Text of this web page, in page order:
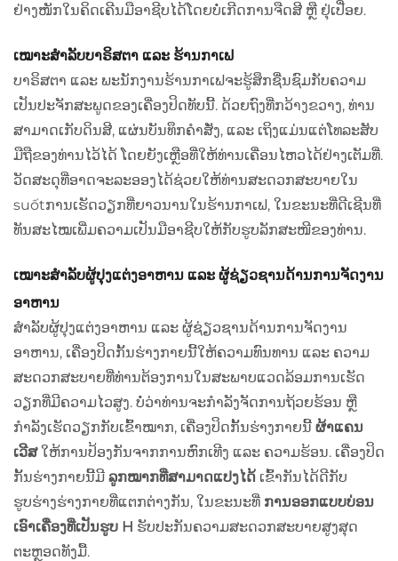
ຢ່າງໜັກໃນຄິດເຄີນມືອາຊີບໄດ້ໂດຍບໍ່ເກີດການຈືດສີ ຫຼື ຢຸ່ເປື່ອຍ.
ເໝາະສຳລັບບາຣິສຕາ ແລະ ຮ້ານກາເຟ
ບາຣິສຕາ ແລະ ພະນັກງານຮ້ານກາເຟຈະຮູ້ສຶກຊື່ນຊົມກັບຄວາມ
ເປັນປະຈັກສະພູດຂອງເຄື່ອງປິດທັບນີ້. ດ້ວຍຖົງທີ່ກວ້າງຂວາງ, ທ່ານ
ສາມາດເກັບດິນສີ, ແຜ່ນບັນທຶກຄຳສັ່ງ, ແລະ ເຖິງແມ່ນແຕ່ໂທລະສັບ
ມືຖືຂອງທ່ານໄວ້ໄດ້ ໂດຍຍັງເຫຼືອທີ່ໃຫ້ທ່ານເຄື່ອນໄຫວໄດ້ຢ່າງເຕັມທີ່.
ວັດສະດຸທີ່ອາດຈະລະອອງໄດ້ຊ່ວຍໃຫ້ທ່ານສະດວກສະບາຍໃນ
suốtການເຮັດວຽກທີ່ຍາວນານໃນຮ້ານກາເຟ, ໃນຂະນະທີ່ດີເຊີນທີ່
ທັນສະໄໝເພີ່ມຄວາມເປັນມືອາຊີບໃຫ້ກັບຮູບລັກສະໜີຂອງທ່ານ.
ເໝາະສຳລັບຜູ້ປຸງແຕ່ງອາຫານ ແລະ ຜູ້ຊ່ຽວຊານດ້ານການຈັດງານ
ອາຫານ
ສຳລັບຜູ້ປຸງແຕ່ງອາຫານ ແລະ ຜູ້ຊ່ຽວຊານດ້ານການຈັດງານ
ອາຫານ, ເຄື່ອງປິດກັ້ນຮ່າງກາຍນີ້ໃຫ້ຄວາມທົນທານ ແລະ ຄວາມ
ສະດວກສະບາຍທີ່ທ່ານຕ້ອງການໃນສະພາບແວດລ້ອມການເຮັດ
ວຽກທີ່ມີຄວາມໄວສູງ. ບໍ່ວ່າທ່ານຈະກຳລັງຈັດການຖ້ວຍຮ້ອນ ຫຼື
ກຳລັງເຮັດວຽກກັບເຂົ້າໝາກ, ເຄື່ອງປິດກັ້ນຮ່າງກາຍນີ້ ຜ້າແຄນ
ເວີສໃຫ້ການປ້ອງກັນຈາກການຫົກເທີງ ແລະ ຄວາມຮ້ອນ. ເຄື່ອງປິດ
ກັ້ນຮ່າງກາຍນີ້ມີ ລູກໝາກທີ່ສາມາດແປງໄດ້ ເຂົ້າກັນໄດ້ດີກັບ
ຮູບຮ່າງຮ່າງກາຍທີ່ແຕກຕ່າງກັນ, ໃນຂະນະທີ່ ການອອກແບບບ່ອນ
ເອົາເຄື່ອງທີ່ເປັນຮູບ H ຮັບປະກັນຄວາມສະດວກສະບາຍສູງສຸດ
ຕະຫຼອດທັງມື້.